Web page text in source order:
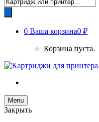
товаров
0 Ваша корзина0 ₽
Корзина пуста.
Menu
Закрыть